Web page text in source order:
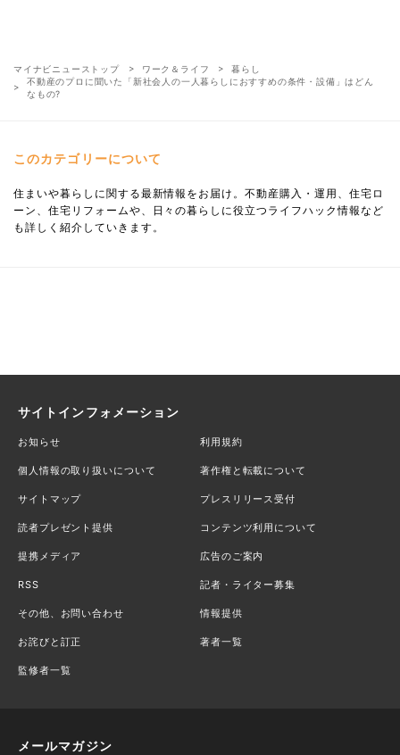
マイナビニューストップ ワーク＆ライフ
暮らし
不動産のプロに聞いた「新社会人の一人暮らしにおすすめの条件・設備」はどん
なもの?
このカテゴリーについて
住まいや暮らしに関する最新情報をお届け。不動産購入・運用、住宅ロ
ーン、住宅リフォームや、日々の暮らしに役立つライフハック情報など
も詳しく紹介していきます。
サイトインフォメーション
お知らせ 利用規約
個人情報の取り扱いについて 著作権と転載について
サイトマップ プレスリリース受付
読者プレゼント提供 コンテンツ利用について
提携メディア 広告のご案内
RSS 記者・ライター募集
その他、お問い合わせ 情報提供
お詫びと訂正 著者一覧
監修者一覧
メールマガジン